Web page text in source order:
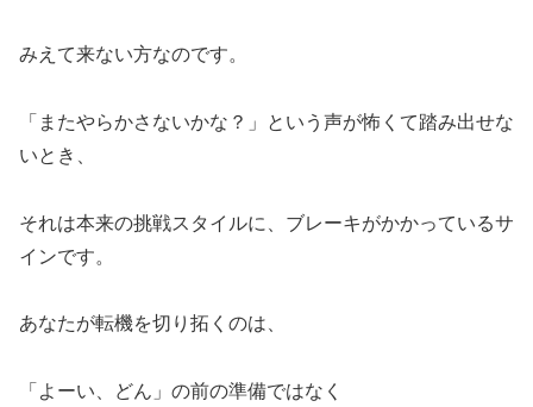
みえて来ない方なのです。
「またやらかさないかな？」という声が怖くて踏み出せな
いとき、
それは本来の挑戦スタイルに、ブレーキがかかっているサ
インです。
あなたが転機を切り拓くのは、
「よーい、どん」の前の準備ではなく